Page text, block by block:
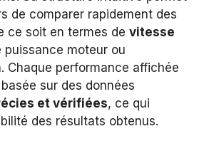
de comparer rapidement des
ce soit en termes de vitesse
puissance moteur ou
Chaque performance affichée
sur des données
et vérifiées, ce qui
des résultats obtenus.